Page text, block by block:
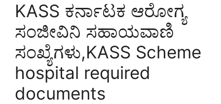
KASS ಕರ್ನಾಟಕ ಆರೋಗ್ಯ
ಸಂಜೀವಿನಿ ಸಹಾಯವಾಣಿ
ಸಂಖ್ಯೆಗಳು,KASS Scheme
hospital required
documents